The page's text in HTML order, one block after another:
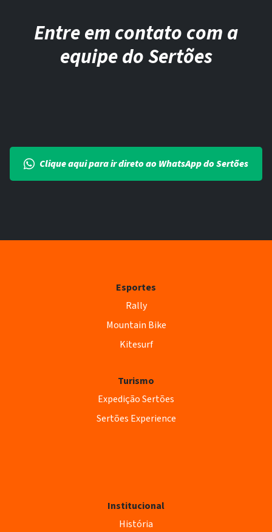
Entre em contato com a
equipe do Sertões
Clique aqui para ir direto ao WhatsApp do Sertões
Esportes
Rally
Mountain Bike
Kitesurf
Turismo
Expedição Sertões
Sertões Experience
Institucional
História